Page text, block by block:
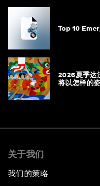
Top 10
2026夏季达
将以怎样的
关于我们
我们的策略